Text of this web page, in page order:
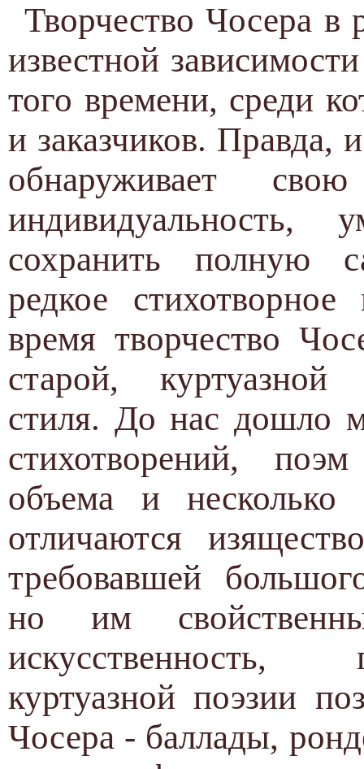
Творчество Чосера в
известной
того времени, среди
и заказчиков. Правда,
обнаруживает
сохранить полную
редкое стихотворное
время творчество
старой, куртуазной
стиля. До нас дошло
стихотворений,
объема и несколько
отличаются
требовавшей
но им
куртуазной поэзии
Чосера - баллады,